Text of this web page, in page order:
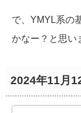
で、YMYL系の
かなー？と思い
2024年11月